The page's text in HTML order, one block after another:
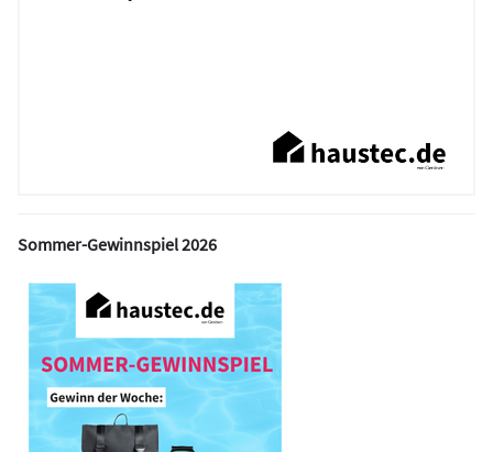
Sommer-Gewinnspiel 2026